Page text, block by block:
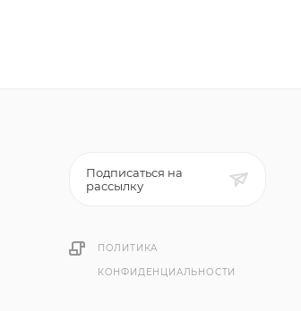
Подписаться на
рассылку
ПОЛИТИКА
КОНФИДЕНЦИАЛЬНОСТИ